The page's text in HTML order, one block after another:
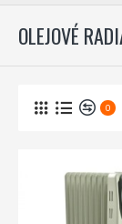
OLEJOVÉ
0